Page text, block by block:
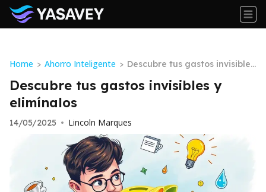
Home > Ahorro Inteligente > Descubre tus gastos invisibles
y elimínalos
Descubre tus gastos invisibles y
elimínalos
14/05/2025 • Lincoln Marques